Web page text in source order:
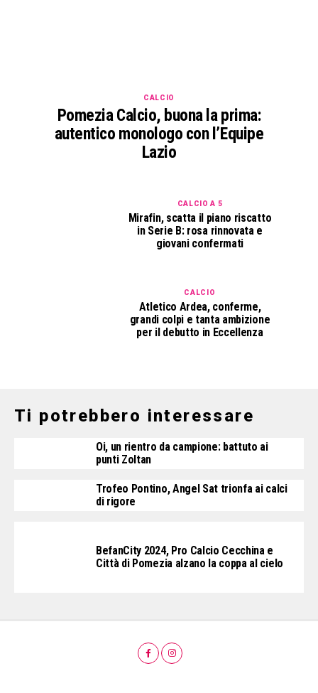
CALCIO
Pomezia Calcio, buona la prima:
autentico monologo con l’Equipe
Lazio
CALCIO A 5
Mirafin, scatta il piano riscatto
in Serie B: rosa rinnovata e
giovani confermati
CALCIO
Atletico Ardea, conferme,
grandi colpi e tanta ambizione
per il debutto in Eccellenza
Ti potrebbero interessare
Oi, un rientro da campione: battuto ai
punti Zoltan
Trofeo Pontino, Angel Sat trionfa ai calci
di rigore
BefanCity 2024, Pro Calcio Cecchina e
Città di Pomezia alzano la coppa al cielo